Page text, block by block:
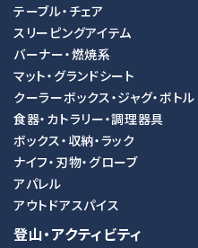
テーブル・チェア
スリーピングアイテム
バーナー・燃焼系
マット・グランドシート
クーラーボックス・ジャグ・ボトル
食器・カトラリー・調理器具
ボックス・収納・ラック
ナイフ・刃物・グローブ
アパレル
アウトドアスパイス
登山・アクティビティ